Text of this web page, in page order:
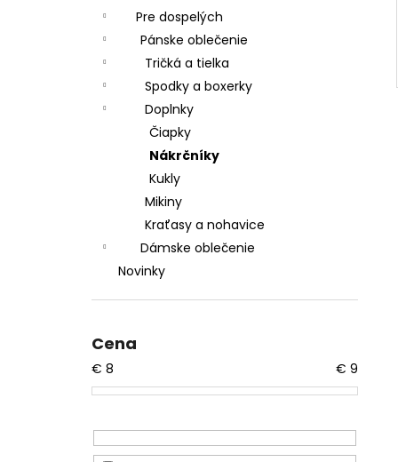
Pre dospelých
Pánske oblečenie
Tričká a tielka
Spodky a boxerky
Doplnky
Čiapky
Nákrčníky
Kukly
Mikiny
Kraťasy a nohavice
Dámske oblečenie
Novinky
Cena
€ 8 € 9